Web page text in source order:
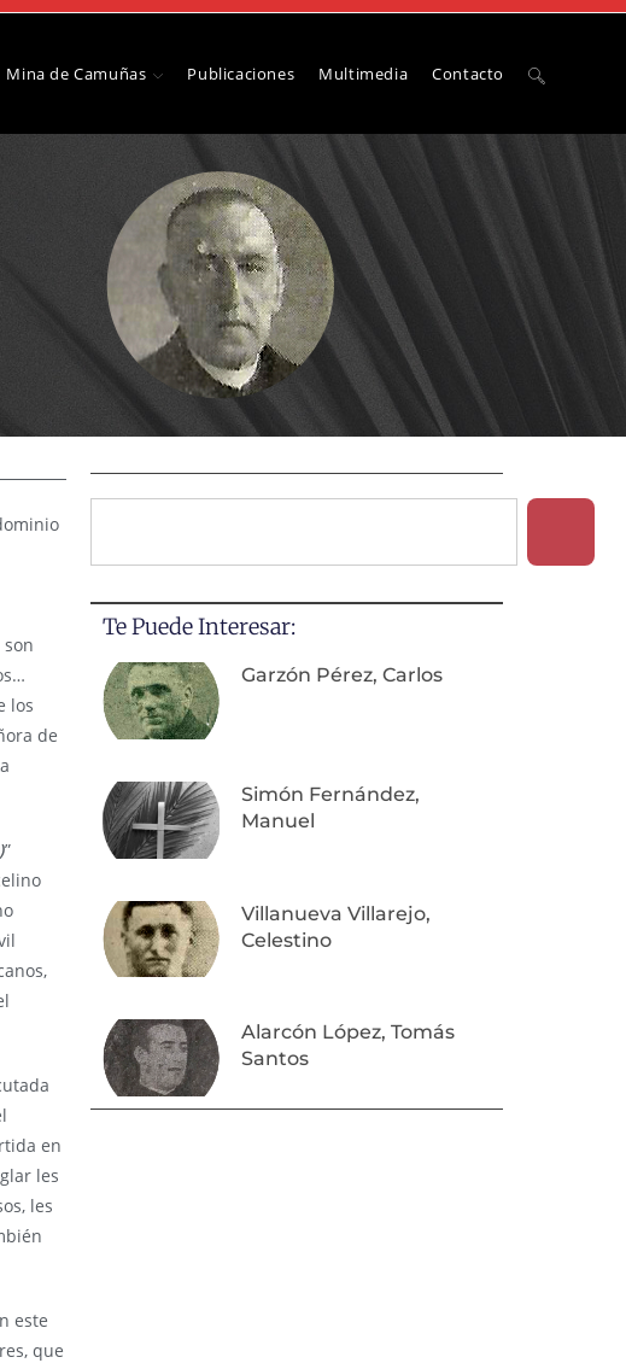
Mina de Camuñas Publicaciones Multimedia Contacto
los
de
”
en
les
les
este
que
Te Puede Interesar:
Garzón Pérez, Carlos
Simón Fernández,
Manuel
Villanueva Villarejo,
Celestino
Alarcón López, Tomás
Santos